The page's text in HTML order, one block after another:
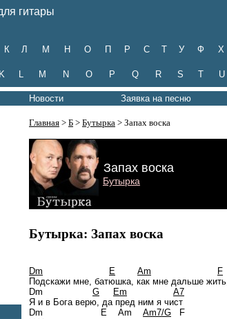
гитары
К Л М Н О П Р С Т У Ф Х
K L M N O P Q R S T U
Новости Заявка на песню
Главная > Б > Бутырка > Запах воска
Запах воска
Бутырка
Бутырка: Запах воска
Dm E Am
F
Подскажи мне, батюшка, как мне дальше жить,
Dm G Em
A7
Я и в Бога верю, да пред ним я чист
Dm E Am Am7/G F